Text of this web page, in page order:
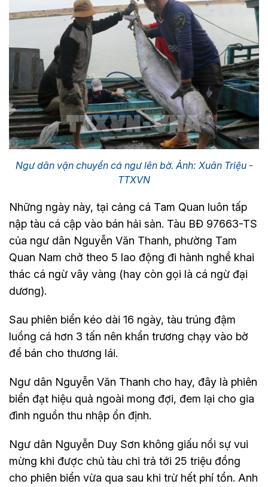
Ngư dân vận chuyển cá ngư lên bờ. Ảnh: Xuân Triệu -
TTXVN
Những ngày này, tại cảng cá Tam Quan luôn tấp
nập tàu cá cập vào bán hải sản. Tàu BĐ 97663-TS
của ngư dân Nguyễn Văn Thanh, phường Tam
Quan Nam chở theo 5 lao động đi hành nghề khai
thác cá ngừ vây vàng (hay còn gọi là cá ngừ đại
dương).
Sau phiên biển kéo dài 16 ngày, tàu trúng đậm
luồng cá hơn 3 tấn nên khẩn trương chạy vào bờ
để bán cho thương lái.
Ngư dân Nguyễn Văn Thanh cho hay, đây là phiên
biển đạt hiệu quả ngoài mong đợi, đem lại cho gia
đình nguồn thu nhập ổn định.
Ngư dân Nguyễn Duy Sơn không giấu nổi sự vui
mừng khi được chủ tàu chi trả tới 25 triệu đồng
cho phiên biển vừa qua sau khi trừ hết phí tổn. Anh